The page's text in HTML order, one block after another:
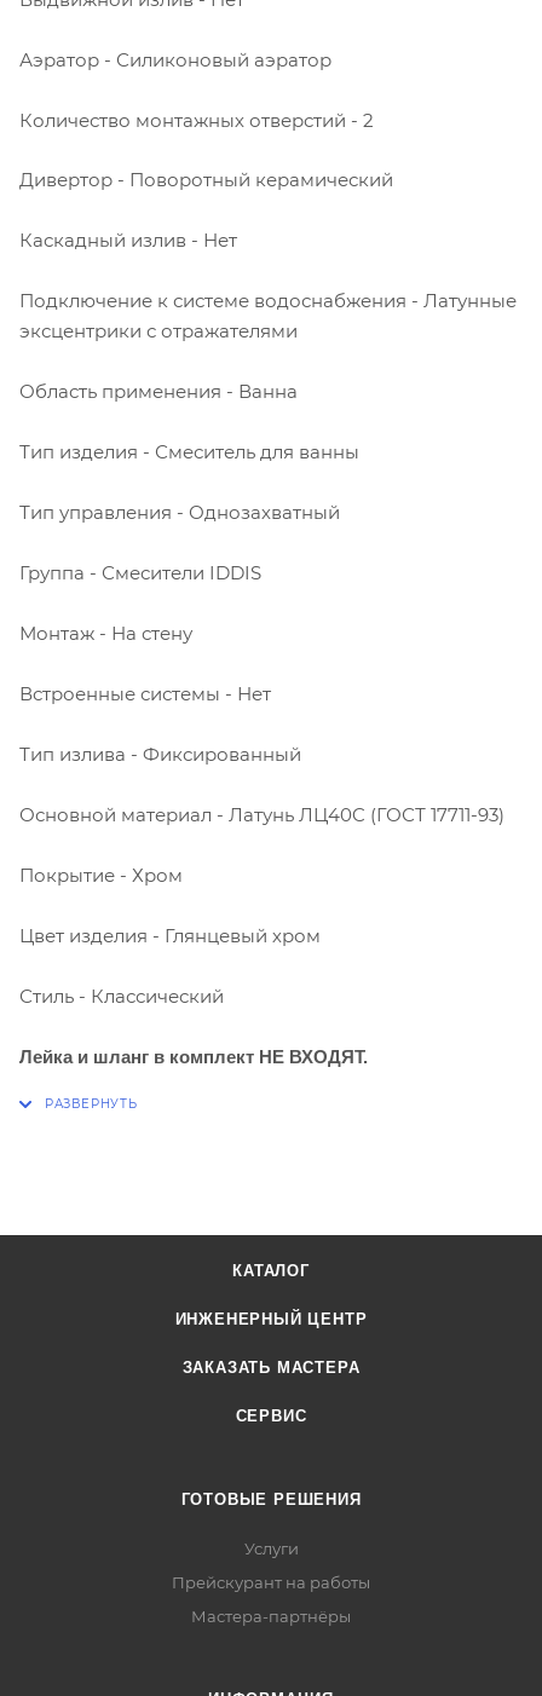
Аэратор - Силиконовый аэратор
Количество монтажных отверстий - 2
Дивертор - Поворотный керамический
Каскадный излив - Нет
Подключение к системе водоснабжения - Латунные
эксцентрики с отражателями
Область применения - Ванна
Тип изделия - Смеситель для ванны
Тип управления - Однозахватный
Группа - Смесители IDDIS
Монтаж - На стену
Встроенные системы - Нет
Тип излива - Фиксированный
Основной материал - Латунь ЛЦ40C (ГОСТ 17711-93)
Покрытие - Хром
Цвет изделия - Глянцевый хром
Стиль - Классический
Лейка и шланг в комплект НЕ ВХОДЯТ.
КАТАЛОГ
ИНЖЕНЕРНЫЙ ЦЕНТР
ЗАКАЗАТЬ МАСТЕРА
СЕРВИС
ГОТОВЫЕ РЕШЕНИЯ
Услуги
Прейскурант на работы
Мастера-партнёры